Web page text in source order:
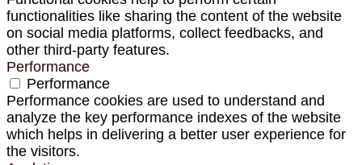
functionalities like sharing the content of the website
on social media platforms, collect feedbacks, and
other third-party features.
Performance
Performance
Performance cookies are used to understand and
analyze the key performance indexes of the website
which helps in delivering a better user experience for
the visitors.